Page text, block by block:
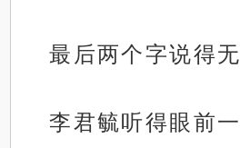
最后两个字说得无
李君毓听得眼前